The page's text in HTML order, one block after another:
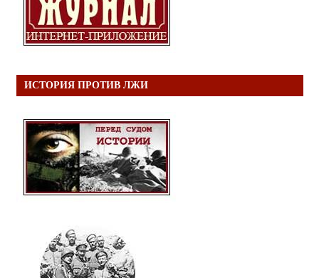
ИСТОРИЯ ПРОТИВ ЛЖИ